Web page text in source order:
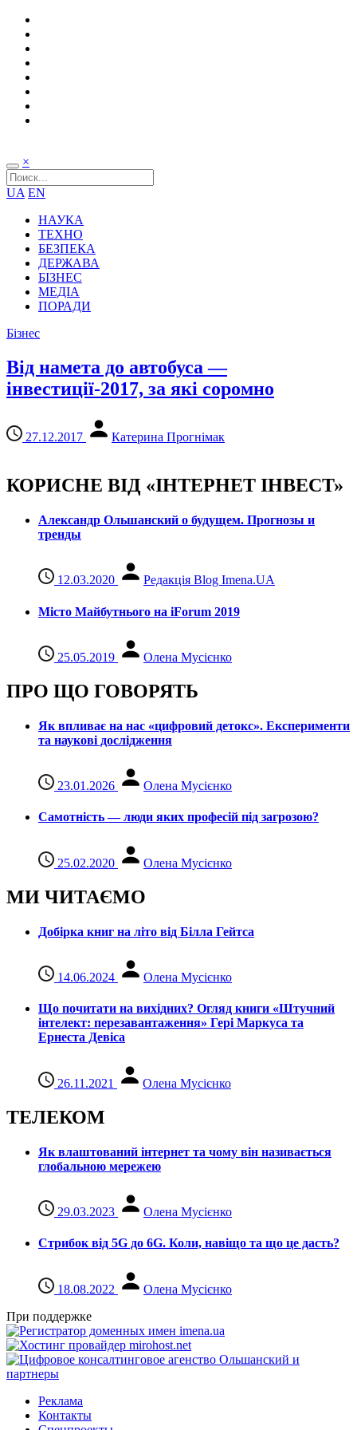
×
UA EN
НАУКА
ТЕХНО
БЕЗПЕКА
ДЕРЖАВА
БІЗНЕС
МЕДІА
ПОРАДИ
Бізнес
Від намета до автобуса —
інвестиції-2017, за які соромно
27.12.2017 Катерина Прогнімак
КОРИСНЕ ВІД «ІНТЕРНЕТ ІНВЕСТ»
Александр Ольшанский о будущем. Прогнозы и
тренды
12.03.2020 Редакція Blog Imena.UA
Місто Майбутнього на iForum 2019
25.05.2019 Олена Мусієнко
ПРО ЩО ГОВОРЯТЬ
Як впливає на нас «цифровий детокс». Експерименти
та наукові дослідження
23.01.2026 Олена Мусієнко
Самотність — люди яких професій під загрозою?
25.02.2020 Олена Мусієнко
МИ ЧИТАЄМО
Добірка книг на літо від Білла Гейтса
14.06.2024 Олена Мусієнко
Що почитати на вихідних? Огляд книги «Штучний
інтелект: перезавантаження» Гері Маркуса та
Ернеста Девіса
26.11.2021 Олена Мусієнко
ТЕЛЕКОМ
Як влаштований інтернет та чому він називається
глобальною мережею
29.03.2023 Олена Мусієнко
Стрибок від 5G до 6G. Коли, навіщо та що це даcть?
18.08.2022
Олена Мусієнко
При поддержке
Реклама
Контакты